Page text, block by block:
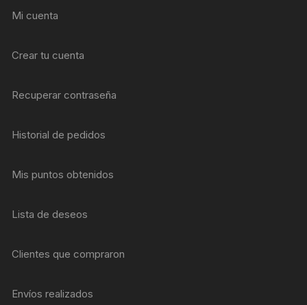
Mi cuenta
Crear tu cuenta
Recuperar contraseña
Historial de pedidos
Mis puntos obtenidos
Lista de deseos
Clientes que compraron
Envíos realizados